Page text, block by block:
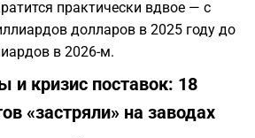
практически вдвое — с
долларов в 2025 году до
в 2026-м.
и кризис поставок: 18
«застряли» на заводах